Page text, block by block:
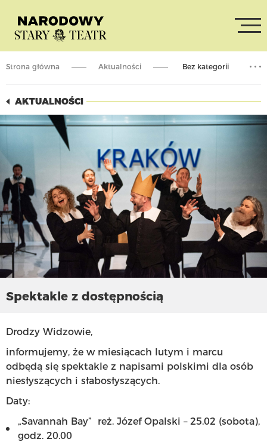
Strona główna Bez kategorii
Aktualności
AKTUALNOŚCI
Spektakle z dostępnością
Drodzy Widzowie,
informujemy, że w miesiącach lutym i marcu
odbędą się spektakle z napisami polskimi dla osób
niesłyszących i słabosłyszących.
Daty:
„Savannah Bay” reż. Józef Opalski – 25.02 (sobota),
godz. 20.00